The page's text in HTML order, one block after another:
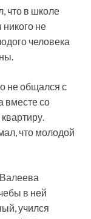
что в школе
не
человека
не общался с
вместе со
что молодой
в ней
учился